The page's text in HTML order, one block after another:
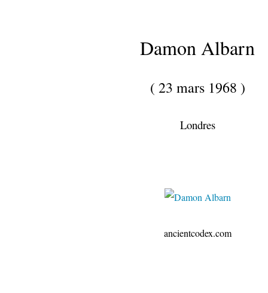
Damon Albarn
( 23 mars 1968 )
Londres
ancientcodex.com